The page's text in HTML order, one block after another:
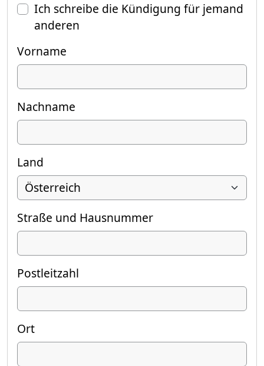
Ich schreibe die Kündigung für jemand
anderen
Vorname
Nachname
Land
Straße und Hausnummer
Postleitzahl
Ort